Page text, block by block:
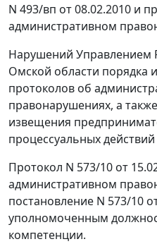
N 493/вп от 08.02.2010 и
административном
Нарушений Управлением
Омской области порядка
протоколов об
правонарушениях, а
извещения
процессуальных
Протокол N 573/10 от
административном
постановление N 573/10
уполномоченным
компетенции.